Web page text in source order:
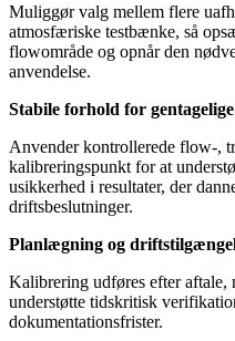
Muliggør valg mellem flere
atmosfæriske testbænke, så
flowområde og opnår den
anvendelse.
Stabile forhold for
Anvender kontrollerede flow-,
kalibreringspunkt for at
usikkerhed i resultater, der
driftsbeslutninger.
Planlægning og
Kalibrering udføres efter
understøtte tidskritisk
dokumentationsfrister.